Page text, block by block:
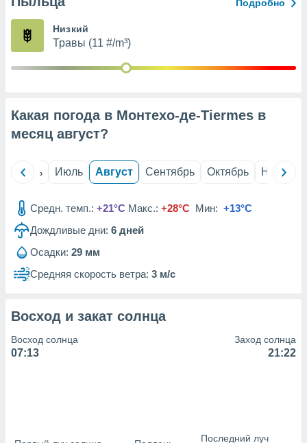
из
рекламы
сведения
Подробно
Низкий
Травы (11 #/m³)
Какая погода в Монтехо-де-Tiermes в
месяц август?
Июнь Июль Август Сентябрь Октябрь Ноябрь
Средн. темп.: +21°C Макс.: +28°C Мин: +13°C
Дождливые дни: 6 дней
Осадки: 29 мм
Средняя скорость ветра: 3 м/с
Восход и закат солнца
Восход солнца
07:13
Заход солнца
21:22
Последний луч